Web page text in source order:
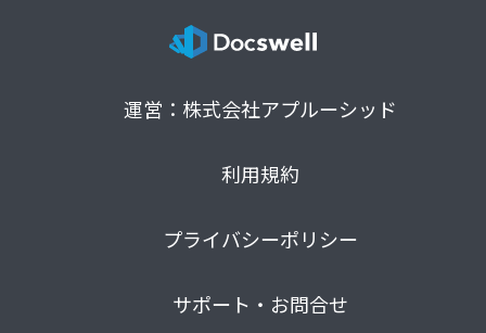
運営：株式会社アプルーシッド
利用規約
プライバシーポリシー
サポート・お問合せ